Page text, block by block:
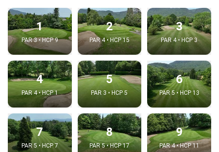
1
PAR 3 • HCP 9
2
PAR 4 • HCP 15
3
PAR 4 • HCP 3
4
PAR 4 • HCP 1
5
PAR 3 • HCP 5
6
PAR 5 • HCP 13
7
PAR 5 • HCP 7
8
PAR 5 • HCP 17
9
PAR 4 • HCP 11